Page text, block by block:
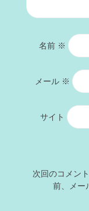
名前 ※
メール ※
サイト
次回のコメン
前、メー